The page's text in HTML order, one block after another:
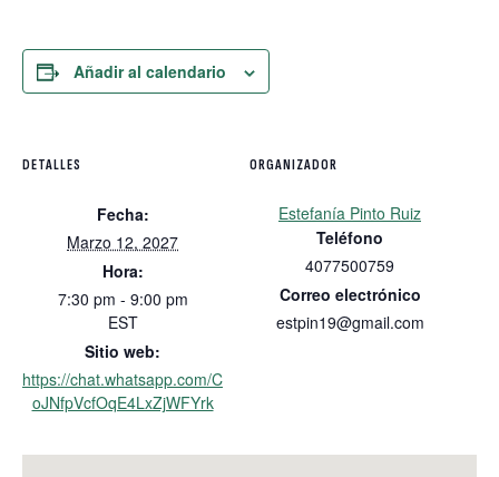
Añadir al calendario
DETALLES
Fecha:
Marzo 12, 2027
Hora:
7:30 pm - 9:00 pm
EST
Sitio web:
https://chat.whatsapp.com/C
oJNfpVcfOqE4LxZjWFYrk
ORGANIZADOR
Estefanía Pinto Ruiz
Teléfono
4077500759
Correo electrónico
estpin19@gmail.com